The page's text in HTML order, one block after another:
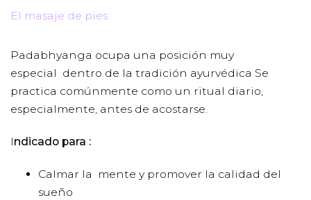
El masaje de pies.
Padabhyanga ocupa una posición muy
especial dentro de la tradición ayurvédica Se
practica comúnmente como un ritual diario,
especialmente, antes de acostarse.
Indicado para :
Calmar la mente y promover la calidad del
sueño